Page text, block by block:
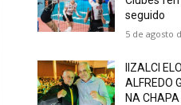
seguido
5 de agosto
IIZALCI
ALFREDO
NA